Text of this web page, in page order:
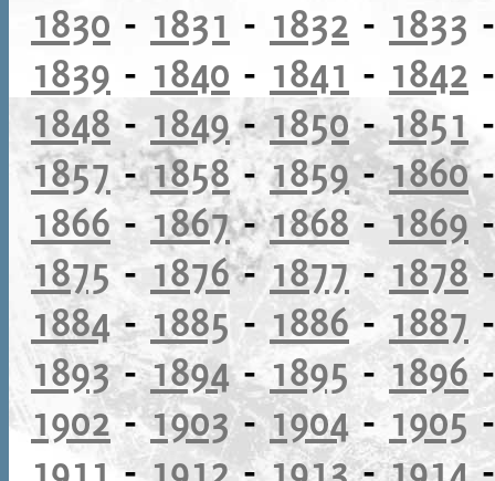
1830 - 1831 - 1832 - 1833
1839 - 1840 - 1841 - 1842
1848 - 1849-1850-1851
1857-1858-1859-1860
1866 - 1867-1868-1869
1875 - 1876-1877- 1878
1884-1885 - 1886- 1887
1893-1894-1895- 1896
1902-1903-1904- 1905
1911 -1912- 1913-1914